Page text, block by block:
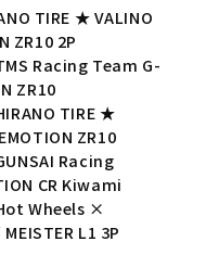
TIRE ★ VALINO
ZR10 2P
Racing Team G-
ZR10
TIRE ★
ZR10
Racing
CR Kiwami
Wheels ×
L1 3P